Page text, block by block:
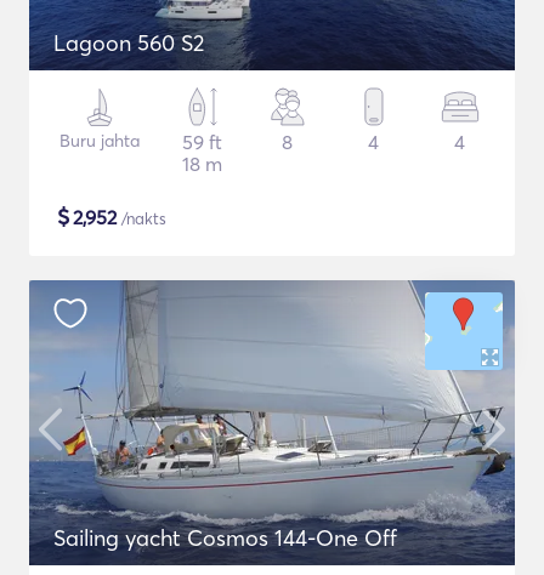
Lagoon 560 S2
Buru jahta
59 ft
18 m
8 4 4
$2,952/nakts
Sailing yacht Cosmos 144-One Off